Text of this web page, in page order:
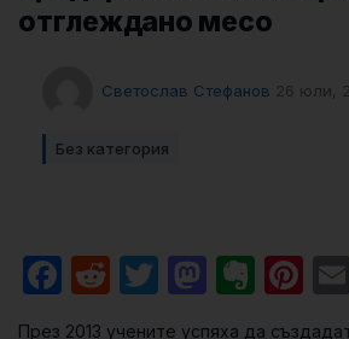
отглеждано месо
Светослав Стефанов 26 юли,
Без категория
Facebook
RedditTwitter
През 2013 учените успяха да